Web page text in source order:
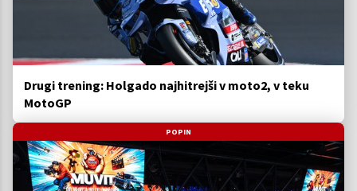
Drugi trening: Holgado najhitrejši v moto2, v teku
MotoGP
POPIN